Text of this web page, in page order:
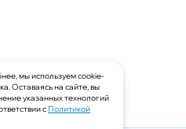
мы используем cookie-
Оставаясь на сайте, вы
указанных технологий
с Политикой